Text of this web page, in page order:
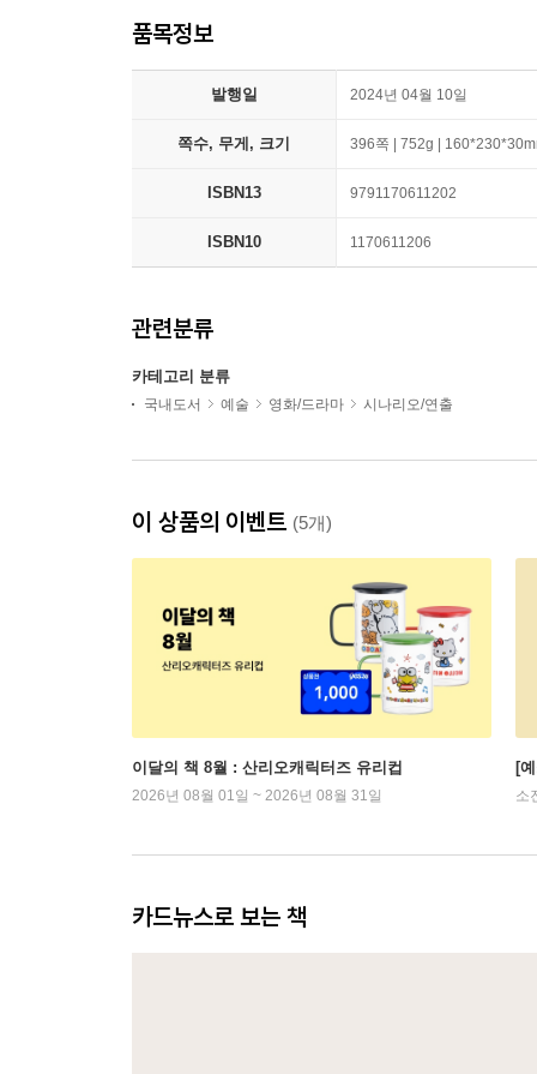
품목정보
발행일 2024년 04월 10일
쪽수, 무게, 크기 396쪽 | 752g |
ISBN13 9791170611202
ISBN10 1170611206
관련분류
카테고리 분류
국내도서 예술 영화/드라마 시나리오/연출
이 상품의 이벤트 (5개)
이달의 책 8월 : 산리오캐릭터즈 유리컵
2026년 08월 01일 ~ 2026년 08월 31일
[
소
카드뉴스로 보는 책